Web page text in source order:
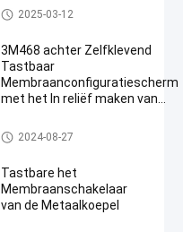
temperatuurbereik
Het Membraanschakelaar van
de metaalkoepel
2025-03-12
3M468 achter Zelfklevend
Tastbaar
Membraanconfiguratiescherm
met het In reliëf maken van
Het Membraanschakelaar van de me
taalkoepel
2024-08-27
Tastbare het
Membraanschakelaar
van de Metaalkoepel